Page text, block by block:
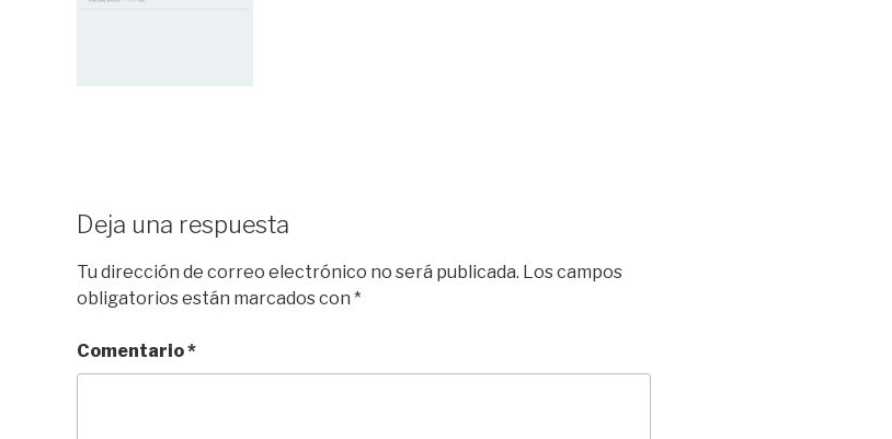
Deja una respuesta
Tu dirección de correo electrónico no será publicada. Los campos
obligatorios están marcados con *
Comentario*